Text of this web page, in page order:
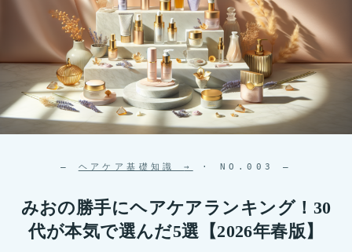
— ヘアケア基礎知識→ · NO.003 —
みおの勝手にヘアケアランキング！30
代が本気で選んだ5選【2026年春版】